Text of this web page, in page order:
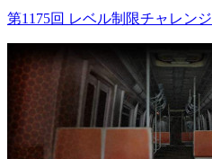
第1175回 レベル制限チャレンジ